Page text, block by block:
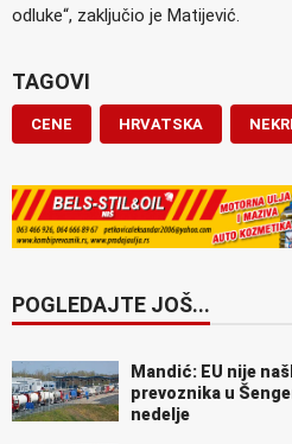
odluke“, zaključio je Matijević.
TAGOVI
CENE HRVATSKA
POGLEDAJTE JOŠ...
Mandić: EU nije
prevoznika u
nedelje